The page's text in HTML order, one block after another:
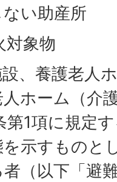
い助産所
象物
、養護老人
ホーム（介
第1項に規定
示すものと
（以下「避